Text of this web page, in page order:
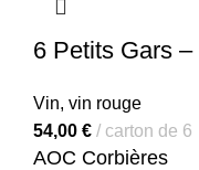
6 Petits Gars
Vin, vin rouge
54,00 € carton de 6
AOC Corbières